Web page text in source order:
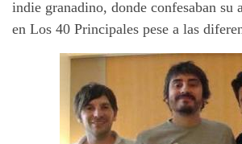
indie granadino, donde confesaban su
en Los 40 Principales pese a las